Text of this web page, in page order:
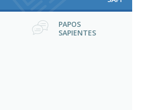
PAPOS
SAPIENTES